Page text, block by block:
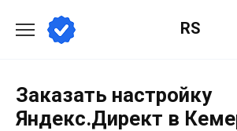
RS
Заказать настройку
Яндекс.Директ в